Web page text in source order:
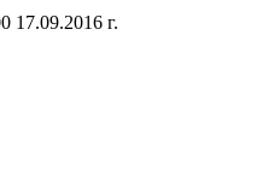
17.09.2016 г.